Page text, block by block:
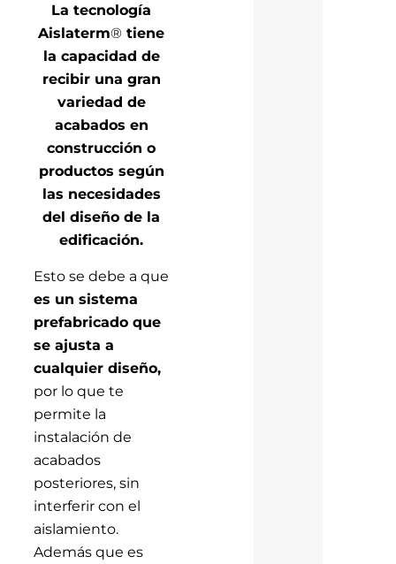
La tecnología
Aislaterm® tiene
la capacidad de
recibir una gran
variedad de
acabados en
construcción o
productos según
las necesidades
del diseño de la
edificación.
Esto se debe a que
es un sistema
prefabricado que
se ajusta a
cualquier diseño,
por lo que te
permite la
instalación de
acabados
posteriores, sin
interferir con el
aislamiento.
Además que es